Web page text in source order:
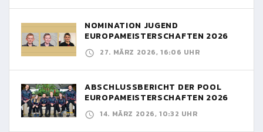
NOMINATION JUGEND
EUROPAMEISTERSCHAFTEN 2026
27. MÄRZ 2026, 16:06 UHR
ABSCHLUSSBERICHT DER POOL
EUROPAMEISTERSCHAFTEN 2026
14. MÄRZ 2026, 10:32 UHR